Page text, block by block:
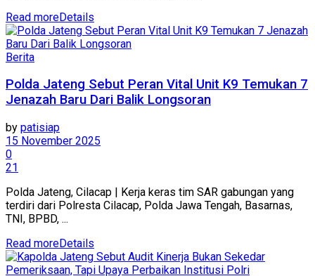
Read moreDetails
Berita
Polda Jateng Sebut Peran Vital Unit K9 Temukan 7
Jenazah Baru Dari Balik Longsoran
by patisiap
15 November 2025
0
21
Polda Jateng, Cilacap | Kerja keras tim SAR gabungan yang
terdiri dari Polresta Cilacap, Polda Jawa Tengah, Basarnas,
TNI, BPBD, ...
Read moreDetails